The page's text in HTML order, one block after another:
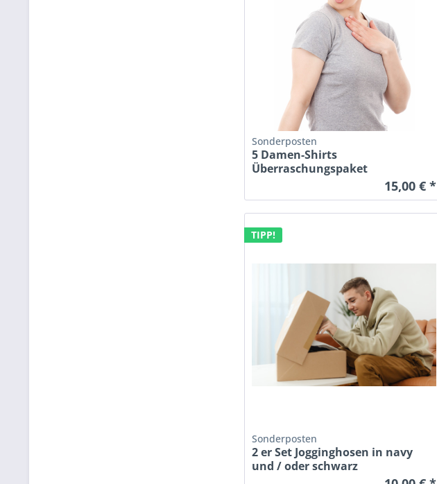
Sonderposten
5 Damen-Shirts
Überraschungspaket
15,00 € *
TIPP!
Sonderposten
2 er Set Jogginghosen in navy
und / oder schwarz